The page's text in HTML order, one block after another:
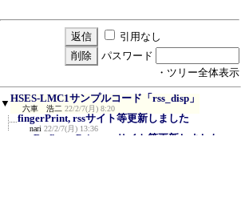
引用なし
パスワード
・ツリー全体表示
▼ HSES-LMC1サンプルコード「rss_disp」
六車 浩二 22/2/7(月) 8:20
fingerPrint, rssサイト等更新しました
nari 22/2/7(月) 13:36
Re:fingerPrint, rssサイト等更新しました